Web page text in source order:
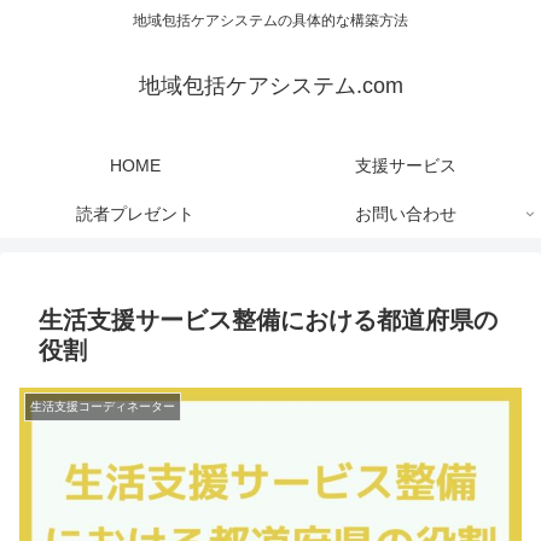
地域包括ケアシステムの具体的な構築方法
地域包括ケアシステム.com
HOME 支援サービス
読者プレゼント お問い合わせ
生活支援サービス整備における都道府県の
役割
生活支援コーディネーター